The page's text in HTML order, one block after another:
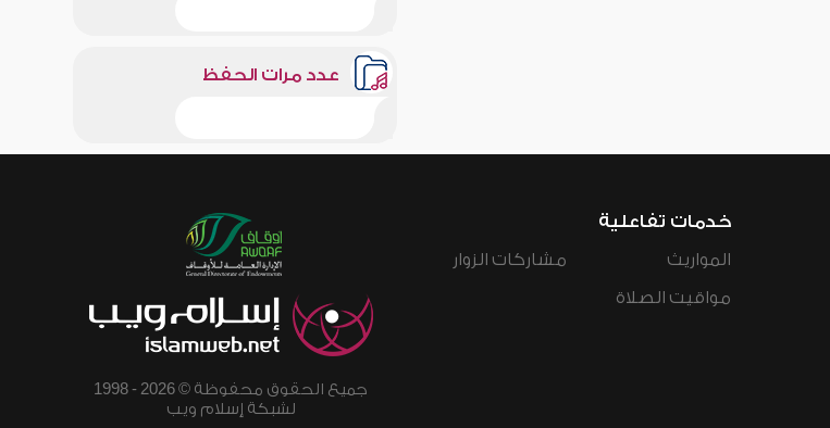
عدد مرات الحفظ
خدمات تفاعلية
المواريث
مواقيت الصلاة
مشاركات الزوار
جميع الحقوق محفوظة © 2026 - 1998
لشبكة إسلام ويب